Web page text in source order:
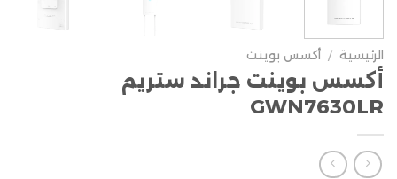
الرئيسية / أكسس بوينت
أكسس بوينت جراند ستريم
GWN7630LR